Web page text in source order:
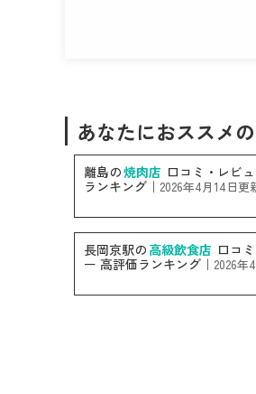
あなたにおススメ
離島の焼肉店 口コミ・レビ
ランキング｜ 2026年4月14日更
長岡京駅の 高級飲食店 口コ
ー 高評価ランキング｜ 2026年